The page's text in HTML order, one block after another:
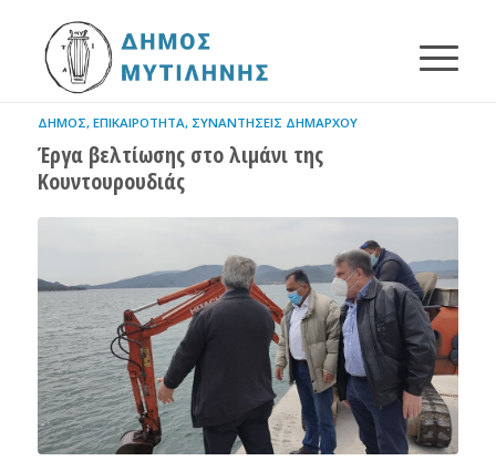
ΔΉΜΟΣ, ΕΠΙΚΑΙΡΌΤΗΤΑ, ΣΥΝΑΝΤΉΣΕΙΣ ΔΗΜΆΡΧΟΥ
Έργα βελτίωσης στο λιμάνι της
Κουντουρουδιάς